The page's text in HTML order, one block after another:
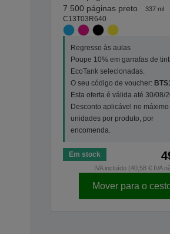
7 500 páginas preto
337 ml
C13T03R640
Regresso às aulas
Poupe 10% em garrafas de
EcoTank selecionadas.
O seu código de voucher:
Esta oferta é válida até 30/08/
Desconto aplicável no máximo
unidades por produto, por
encomenda.
Em stock
IVA incluído (40,58 € IVA
Mover para o